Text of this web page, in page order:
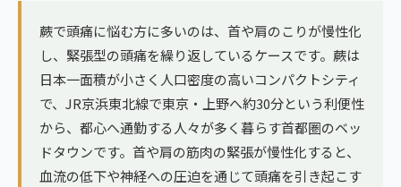
→ エリア一覧（全11エリア）
蕨で頭痛に悩む方に多いのは、首や肩のこりが慢性化
し、緊張型の頭痛を繰り返しているケースです。蕨は
日本一面積が小さく人口密度の高いコンパクトシティ
で、JR京浜東北線で東京・上野へ約30分という利便性
から、都心へ通勤する人々が多く暮らす首都圏のベッ
ドタウンです。首や肩の筋肉の緊張が慢性化すると、
血流の低下や神経への圧迫を通じて頭痛を引き起こす